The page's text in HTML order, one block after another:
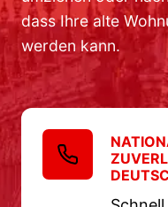
dass Ihre alte
werden kann.